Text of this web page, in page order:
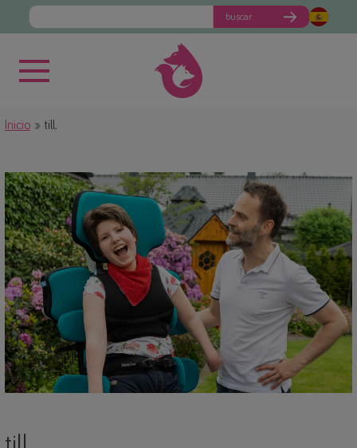
buscar
Inicio till.